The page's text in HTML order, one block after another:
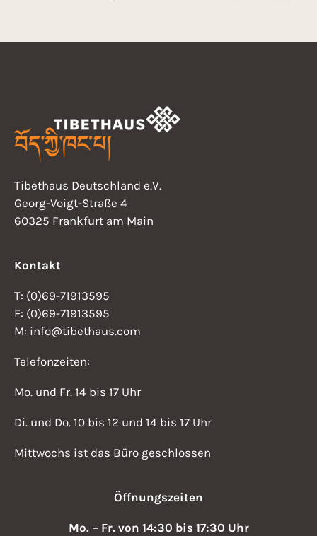
Tibethaus Deutschland e.V.
Georg-Voigt-Straße 4
60325 Frankfurt am Main
Kontakt
T: (0)69-71913595
F: (0)69-71913595
M: info@tibethaus.com
Telefonzeiten:
Mo. und Fr. 14 bis 17 Uhr
Di. und Do. 10 bis 12 und 14 bis 17 Uhr
Mittwochs ist das Büro geschlossen
Öffnungszeiten
Mo. – Fr. von 14:30 bis 17:30 Uhr